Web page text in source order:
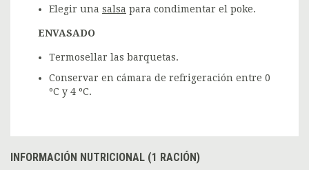
Elegir una salsa para condimentar el poke.
ENVASADO
Termosellar las barquetas.
Conservar en cámara de refrigeración entre 0
ºC y 4 ºC.
INFORMACIÓN NUTRICIONAL (1 RACIÓN)